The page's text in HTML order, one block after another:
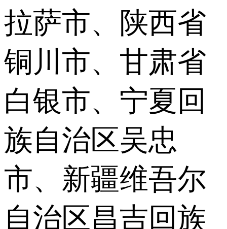
拉萨市、陕西省
铜川市、甘肃省
白银市、宁夏回
族自治区吴忠
市、新疆维吾尔
自治区昌吉回族